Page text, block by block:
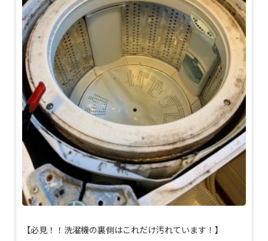
【必見！！洗濯機の裏側はこれだけ汚れています！】